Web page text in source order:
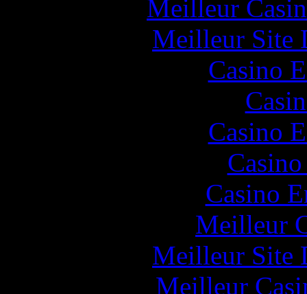
Meilleur
Meilleur Site
Casino
Casino
Casino
Meilleur
Meilleur Site
Meilleur